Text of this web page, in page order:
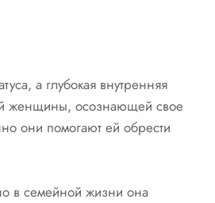
а глубокая внутренняя
женщины, осознающей свое
они помогают ей обрести
в семейной жизни она